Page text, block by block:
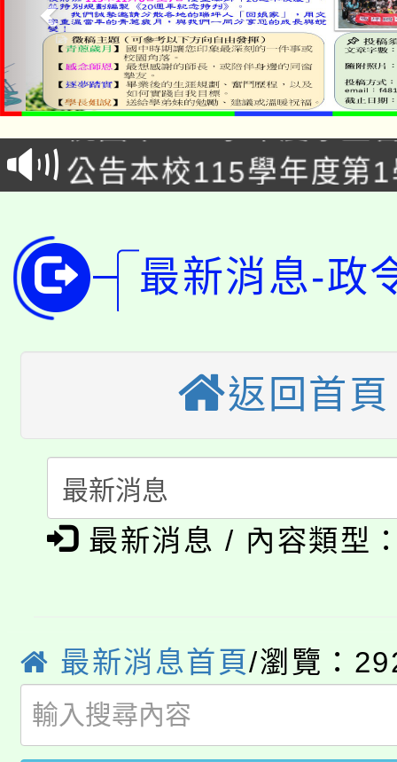
「2026金融保險知識
車」活動
桃園市115學年度學生
生本土語及新住民語歌
公告本校115學年度第
公告本校115學年度第
代理(課)教師甄選結果(
轉知中國文化大學推廣
《TA101》溝通分析基
程，歡迎學生輔導中心
心理、諮商輔導、社會
系所師生報名參加。
轉知苗栗縣政府辦理
門員」簡章及活動海報
踴躍報名參加。
「桃園市補助參觀特色
展演活動實施計畫」
義教育推展貢獻獎」
「2026 ART TAIPEI臺
博覽會」之「藝術教育
「2026金融保險知識
車」活動
桃園市115學年度學生
代理(課)教師甄選結果(
公告本校115學年度第
代理(課)教師甄選結果(
轉知中國文化大學推廣
《TA101》溝通分析基
轉知苗栗縣政府辦理
最新消息-政
返回首頁
最新消息 / 內容類型
最新消息首頁/瀏覽：